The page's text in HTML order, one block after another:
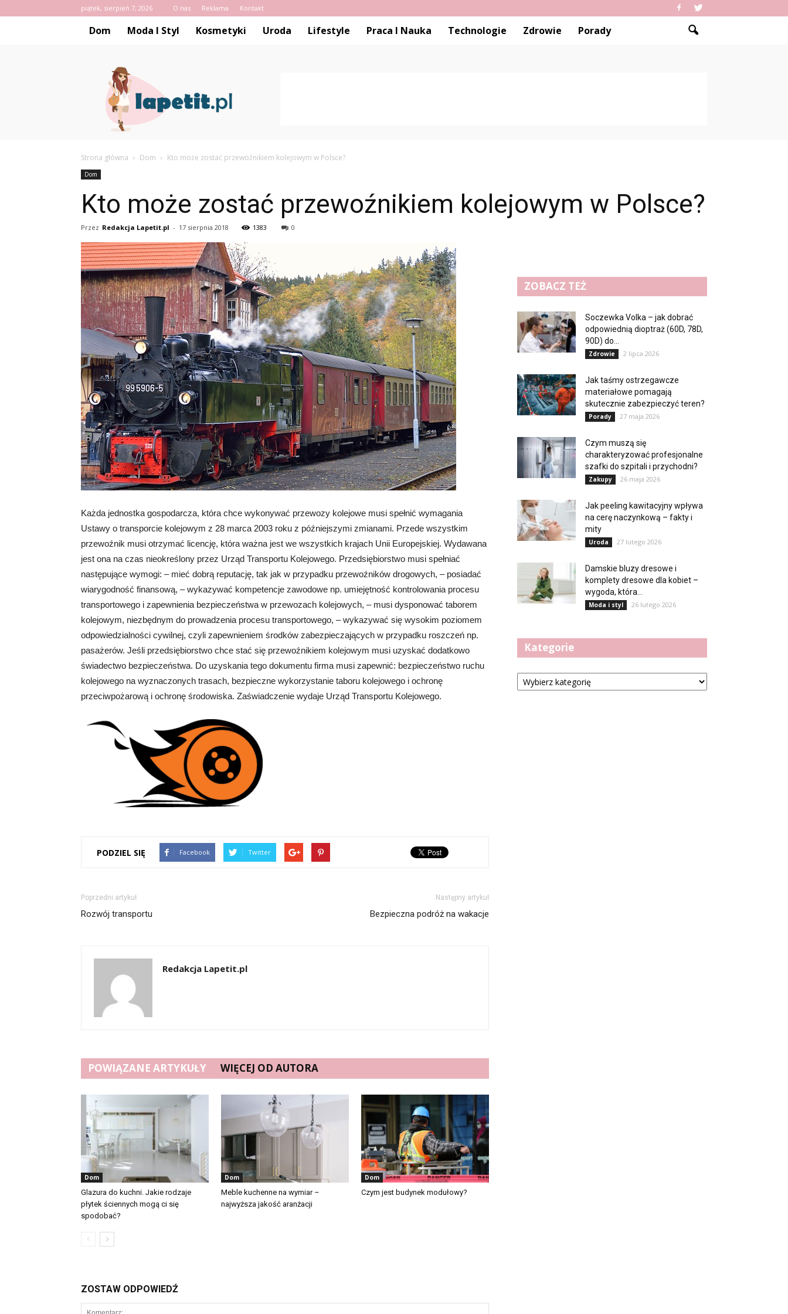
piątek, sierpień 7, 2026 O nas Reklama Kontakt
Dom Moda I Styl Kosmetyki Uroda Lifestyle Praca I Nauka Technologie Zdrowie Porady
Lapetit.pl
Strona główna Dom Kto może zostać przewoźnikiem kolejowym w Polsce?
Dom
Kto może zostać przewoźnikiem kolejowym w Polsce?
Przez Redakcja Lapetit.pl - 17 sierpnia 2018 1383 0
Każda jednostka gospodarcza, która chce wykonywać przewozy kolejowe musi spełnić wymagania
Ustawy o transporcie kolejowym z 28 marca 2003 roku z późniejszymi zmianami. Przede wszystkim
przewoźnik musi otrzymać licencję, która ważna jest we wszystkich krajach Unii Europejskiej. Wydawana
jest ona na czas nieokreślony przez Urząd Transportu Kolejowego. Przedsiębiorstwo musi spełniać
następujące wymogi: – mieć dobrą reputację, tak jak w przypadku przewoźników drogowych, – posiadać
wiarygodność finansową, – wykazywać kompetencje zawodowe np. umiejętność kontrolowania procesu
transportowego i zapewnienia bezpieczeństwa w przewozach kolejowych, – musi dysponować taborem
kolejowym, niezbędnym do prowadzenia procesu transportowego, – wykazywać się wysokim poziomem
odpowiedzialności cywilnej, czyli zapewnieniem środków zabezpieczających w przypadku roszczeń np.
pasażerów. Jeśli przedsiębiorstwo chce stać się przewoźnikiem kolejowym musi uzyskać dodatkowo
świadectwo bezpieczeństwa. Do uzyskania tego dokumentu firma musi zapewnić: bezpieczeństwo ruchu
kolejowego na wyznaczonych trasach, bezpieczne wykorzystanie taboru kolejowego i ochronę
przeciwpożarową i ochronę środowiska. Zaświadczenie wydaje Urząd Transportu Kolejowego.
PODZIEL SIĘ Facebook Twitter
Poprzedni artykuł
Rozwój transportu
Następny artykuł
Bezpieczna podróż na wakacje
Redakcja Lapetit.pl
POWIĄZANE ARTYKUŁY WIĘCEJ OD AUTORA
Dom
Glazura do kuchni. Jakie rodzaje
płytek ściennych mogą ci się
spodobać?
Dom
Meble kuchenne na wymiar –
najwyższa jakość aranżacji
Dom
Czym jest budynek modułowy?
ZOSTAW ODPOWIEDŹ
ZOBACZ TEŻ
Soczewka Volka – jak dobrać
odpowiednią dioptraż (60D, 78D,
90D) do...
Zdrowie 2 lipca 2026
Jak taśmy ostrzegawcze
materiałowe pomagają
skutecznie zabezpieczyć teren?
Porady 27 maja 2026
Czym muszą się
charakteryzować profesjonalne
szafki do szpitali i przychodni?
Zakupy 26 maja 2026
Jak peeling kawitacyjny wpływa
na cerę naczynkową – fakty i
mity
Uroda 27 lutego 2026
Damskie bluzy dresowe i
komplety dresowe dla kobiet –
wygoda, która...
Moda i styl 26 lutego 2026
Kategorie
Kategorie